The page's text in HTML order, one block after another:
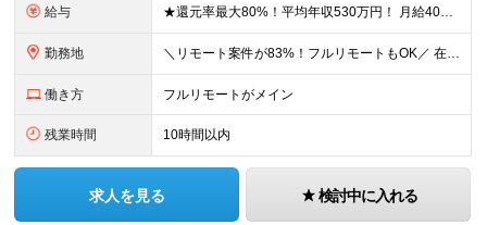
給与 ★還元率最大80%！平均年収530万円！ 月給40万円～60万円＋業績賞与 想定年収：年収500万円～800万円 ※スキルや経験、担当案件により変動します。 ◎スキルや経験を考慮し、優遇します
勤務地 ＼リモート案件が83%！フルリモートもOK／ 在宅勤務、または東京、神奈川、埼玉、千葉のプロジェクト先 ★リモート率83%！フルリモート案件も多数！ ★転居を伴う転勤はありません ■本社 東京都港区
働き方 フルリモートがメイン
残業時間 10時間以内
求人を見る 検討中に入れる